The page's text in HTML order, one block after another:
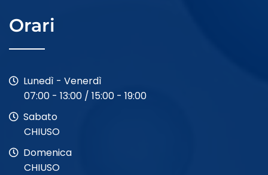
Orari
Lunedì - Venerdì
07:00 - 13:00 / 15:00 - 19:00
Sabato
CHIUSO
Domenica
CHIUSO